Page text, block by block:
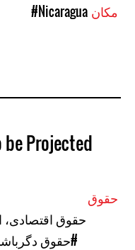
#Nicaragua
be Projected
#حقوق
#حقوق